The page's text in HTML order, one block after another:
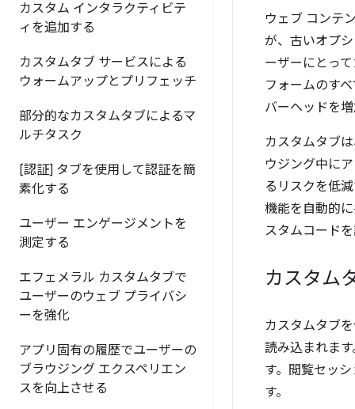
カスタム インタラクティビテ
ィを追加する
カスタムタブ サービスによる
ウォームアップとプリフェッチ
部分的なカスタムタブによるマ
ルチタスク
[認証] タブを使用して認証を簡
素化する
ユーザー エンゲージメントを
測定する
エフェメラル カスタムタブで
ユーザーのウェブ プライバシ
ーを強化
アプリ固有の履歴でユーザーの
ブラウジング エクスペリエン
スを向上させる
ウェブ コンテ
が、古いオプ
ーザーにとっ
フォームのす
バーヘッドを
カスタムタブ
ウジング中に
るリスクを低
機能を自動的
スタムコード
カスタム
カスタムタブ
読み込まれま
す。閲覧セッ
す。